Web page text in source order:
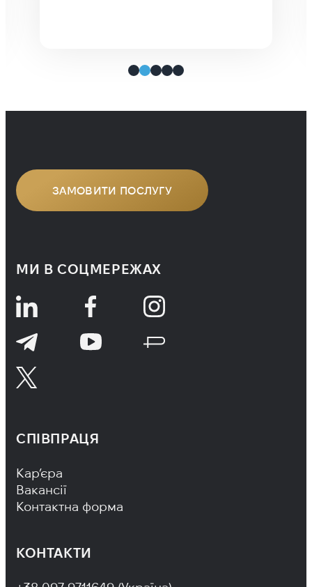
рефлекторно розставляє коми й
багато разів бачила, як вони
ЗАМОВИТИ ПОСЛУГУ
МИ В СОЦМЕРЕЖАХ
СПІВПРАЦЯ
Footer Navigation
Кар’єра
Вакансії
Контактна форма
КОНТАКТИ